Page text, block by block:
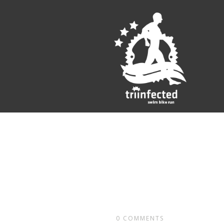
0 COMMENTS